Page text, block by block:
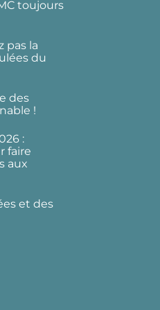
toujours
pas la
du
des
!
:
faire
aux
et des